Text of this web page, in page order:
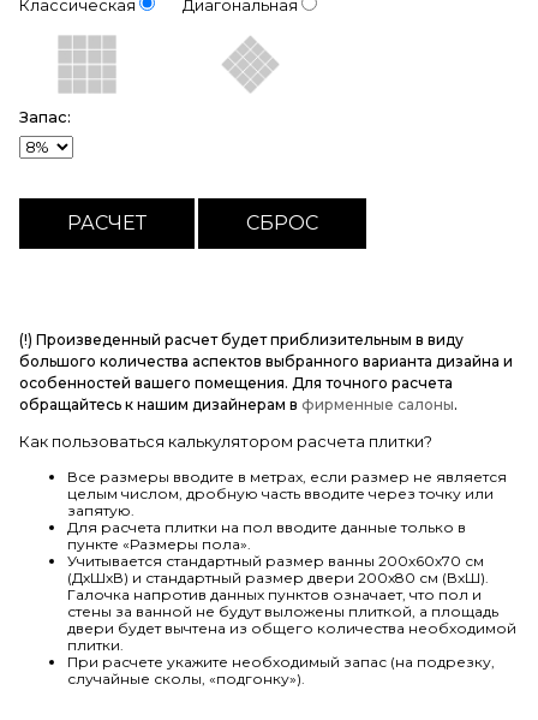
Классическая
Диагональная
Запас:
(!) Произведенный расчет будет приблизительным в виду
большого количества аспектов выбранного варианта дизайна и
особенностей вашего помещения. Для точного расчета
обращайтесь к нашим дизайнерам в фирменные салоны.
Как пользоваться калькулятором расчета плитки?
Все размеры вводите в метрах, если размер не является
целым числом, дробную часть вводите через точку или
запятую.
Для расчета плитки на пол вводите данные только в
пункте «Размеры пола».
Учитывается стандартный размер ванны 200х60х70 см
(ДхШхВ) и стандартный размер двери 200х80 см (ВхШ).
Галочка напротив данных пунктов означает, что пол и
стены за ванной не будут выложены плиткой, а площадь
двери будет вычтена из общего количества необходимой
плитки.
При расчете укажите необходимый запас (на подрезку,
случайные сколы, «подгонку»).